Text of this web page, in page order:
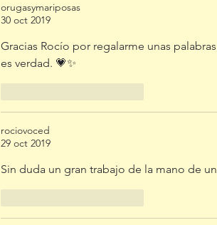
orugasymariposas
30 oct 2019
Gracias Rocío por regalarme unas
es verdad. 💗✨
rociovoced
29 oct 2019
Sin duda un gran trabajo de la mano de